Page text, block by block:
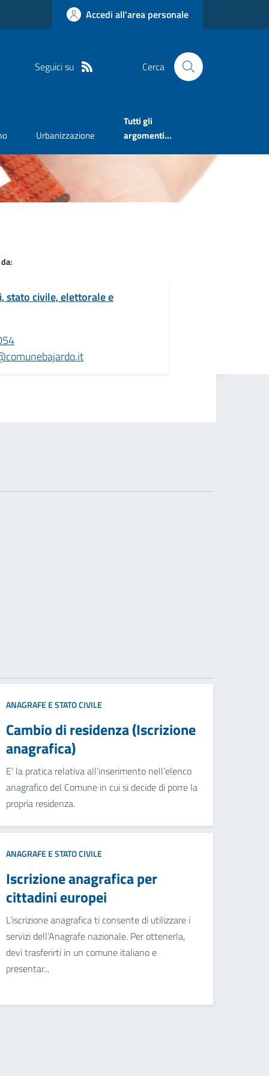
Accedi all'area personale
Seguici su Cerca
Urbanizzazione
Tutti gli
argomenti...
stato civile, elettorale e
ANAGRAFE E STATO CIVILE
Cambio di residenza (Iscrizione
anagrafica)
E’ la pratica relativa all’inserimento nell’elenco
anagrafico del Comune in cui si decide di porre la
propria residenza.
ANAGRAFE E STATO CIVILE
Iscrizione anagrafica per
cittadini europei
L’iscrizione anagrafica ti consente di utilizzare i
servizi dell’Anagrafe nazionale. Per ottenerla,
devi trasferirti in un comune italiano e
presentar...